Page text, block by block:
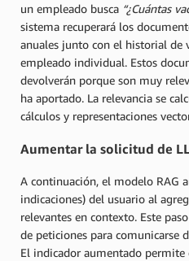
un empleado busca “¿Cuántas
sistema recuperará los
anuales junto con el historial de
empleado individual. Estos
devolverán porque son muy
ha aportado. La relevancia se
cálculos y representaciones
Aumentar la solicitud de
A continuación, el modelo RAG
indicaciones) del usuario al
relevantes en contexto. Este
de peticiones para comunicarse
El indicador aumentado